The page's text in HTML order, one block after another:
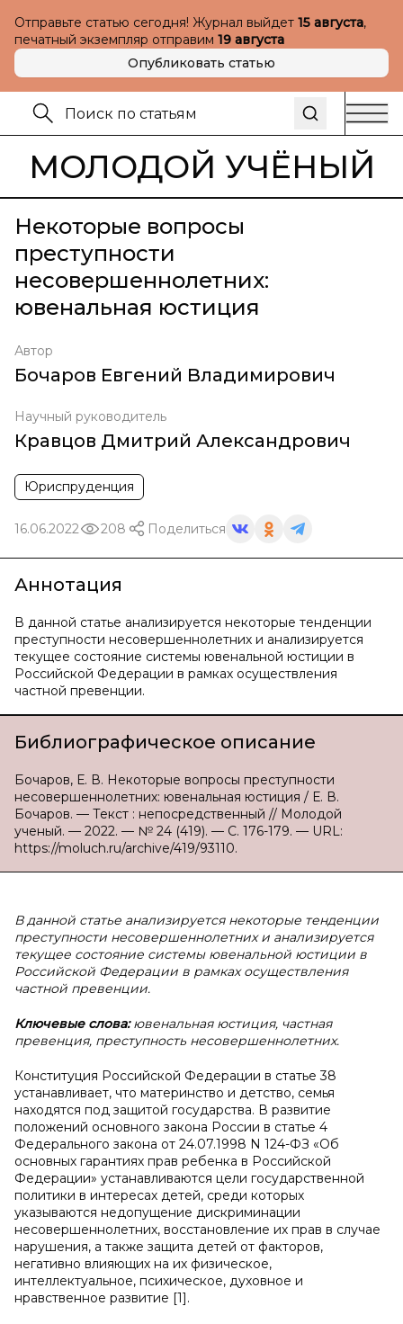
Отправьте статью сегодня! Журнал выйдет 15 августа,
печатный экземпляр отправим 19 августа
Опубликовать статью
МОЛОДОЙ УЧЁНЫЙ
Некоторые вопросы
преступности
несовершеннолетних:
ювенальная юстиция
Автор
Бочаров Евгений Владимирович
Научный руководитель
Кравцов Дмитрий Александрович
Юриспруденция
16.06.2022 208 Поделиться
Аннотация
В данной статье анализируется некоторые тенденции
преступности несовершеннолетних и анализируется
текущее состояние системы ювенальной юстиции в
Российской Федерации в рамках осуществления
частной превенции.
Библиографическое описание
Бочаров, Е. В. Некоторые вопросы преступности
несовершеннолетних: ювенальная юстиция / Е. В.
Бочаров. — Текст : непосредственный // Молодой
ученый. — 2022. — № 24 (419). — С. 176-179. — URL:
https://moluch.ru/archive/419/93110.
В данной статье анализируется некоторые тенденции
преступности несовершеннолетних и анализируется
текущее состояние системы ювенальной юстиции в
Российской Федерации в рамках осуществления
частной превенции.
Ключевые слова:ювенальная юстиция, частная
превенция, преступность несовершеннолетних.
Конституция Российской Федерации в статье 38
устанавливает, что материнство и детство, семья
находятся под защитой государства. В развитие
положений основного закона России в статье 4
Федерального закона от 24.07.1998 N 124-ФЗ «Об
основных гарантиях прав ребенка в Российской
Федерации» устанавливаются цели государственной
политики в интересах детей, среди которых
указываются недопущение дискриминации
несовершеннолетних, восстановление их прав в случае
нарушения, а также защита детей от факторов,
негативно влияющих на их физическое,
интеллектуальное, психическое, духовное и
нравственное развитие [1].